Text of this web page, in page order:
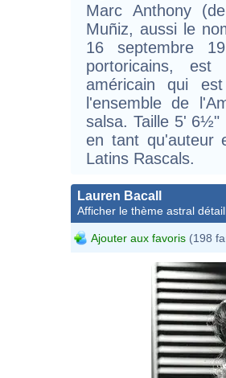
Marc Anthony
Muñiz, aussi le
16 septembre
portoricains, est
américain qui
l'ensemble de
salsa. Taille 5' 6½"
en tant qu'auteur
Latins Rascals.
Lauren Bacall
Afficher le thème astral
Ajouter aux favoris (198